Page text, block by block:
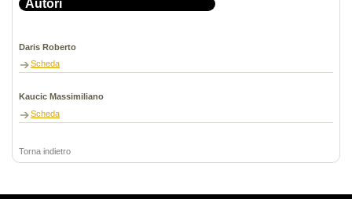
Autori
Daris Roberto
Scheda
Kaucic Massimiliano
Scheda
Torna indietro